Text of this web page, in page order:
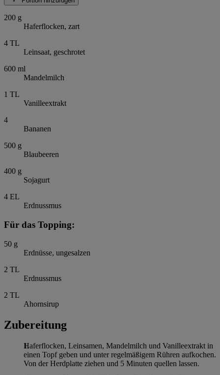
200 g
Haferflocken, zart
4 TL
Leinsaat, geschrotet
600 ml
Mandelmilch
1 TL
Vanilleextrakt
4
Bananen
500 g
Blaubeeren
400 g
Sojagurt
4 EL
Erdnussmus
Für das Topping:
50 g
Erdnüsse, ungesalzen
2 TL
Erdnussmus
2 TL
Ahornsirup
Zubereitung
Haferflocken, Leinsamen, Mandelmilch und Vanilleextrakt in
einen Topf geben und unter regelmäßigem Rühren aufkochen.
Von der Herdplatte ziehen und 5 Minuten quellen lassen.